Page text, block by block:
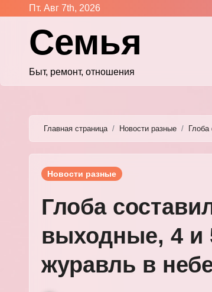
Перейти
содержимому
Пт. Авг 7th, 2026
Семья
Быт, ремонт, отношения
Главная страница Новости разные
Новости разные
Глоба
выходные, 4 и
журавль в